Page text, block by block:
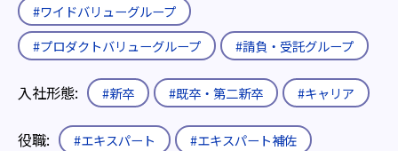
#ワイドバリューグループ
#プロダクトバリューグループ
#請負・受託グループ
入社形態: #新卒 #既卒・第二新卒 #キャリア
役職: #エキスパート #エキスパート補佐